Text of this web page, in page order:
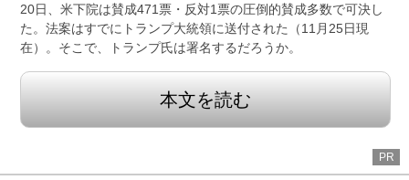
20日、米下院は賛成471票・反対1票の圧倒的賛成多数で可決し
た。法案はすでにトランプ大統領に送付された（11月25日現
在）。そこで、トランプ氏は署名するだろうか。
本文を読む
PR